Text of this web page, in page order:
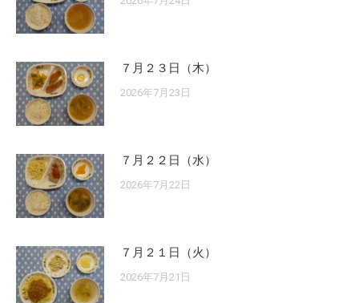
７月２３日（木）
2026年7月23日
７月２２日（水）
2026年7月22日
７月２１日（火）
2026年7月21日